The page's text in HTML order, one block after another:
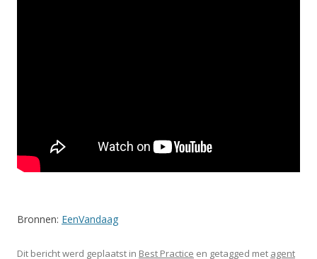
Bronnen: EenVandaag
Dit bericht werd geplaatst in Best Practice en getagged met agent